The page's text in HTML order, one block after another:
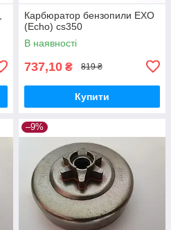
Карбюратор бензопили ЕХО
(Echo) cs350
В наявності
737,10 ₴ 819 ₴
Купити
–9%